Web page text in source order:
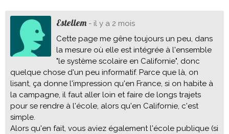
Estellem- il y a 2 mois
Cette page me gêne toujours un peu, dans
la mesure où elle est intégrée à l'ensemble
"le système scolaire en Californie", donc
quelque chose d'un peu informatif. Parce que là, on
lisant, ça donne l'impression qu'en France, si on habite à
la campagne, il faut aller loin et faire de longs trajets
pour se rendre à l'école, alors qu'en Californie, c'est
simple.
Alors qu'en fait, vous aviez également l'école publique (si